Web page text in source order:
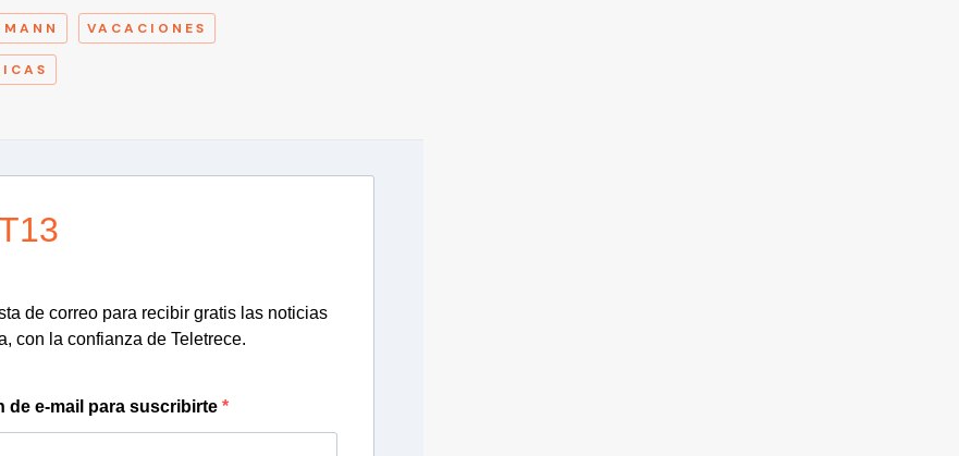
VACACIONES
de correo para recibir gratis las noticias
con la confianza de Teletrece.
de e-mail para suscribirte